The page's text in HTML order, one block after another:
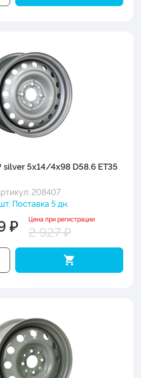
silver 5x14/4x98 D58.6 ET35
208407
Поставка 5 дн.
₽ Цена при регистрации
2 927 ₽